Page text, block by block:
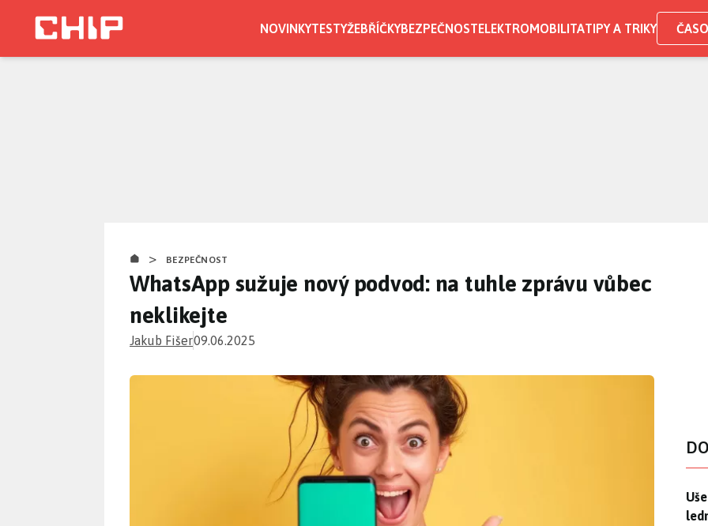
NOVINKYTESTYŽEBŘÍČKYBEZPEČNOSTELEKTROMOBILITATIPY A TRIKY
> BEZPEČNOST
WhatsApp sužuje nový podvod: na tuhle zprávu vůbec
neklikejte
Jakub Fišer09.06.2025